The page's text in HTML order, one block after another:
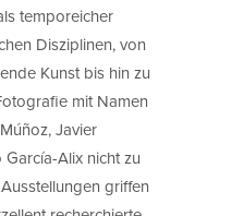
temporeicher
Disziplinen, von
Kunst bis hin zu
mit Namen
Javier
Alix nicht zu
griffen